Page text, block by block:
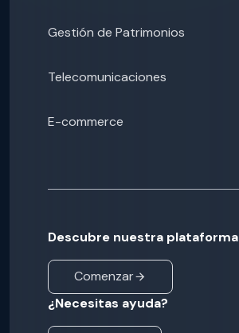
Gestión de Patrimonios
Telecomunicaciones
E-commerce
Descubre nuestra plataforma
Comenzar
¿Necesitas ayuda?